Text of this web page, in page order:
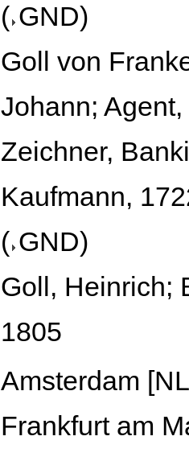
( GND)
Goll von
Johann;
Zeichner,
Kaufmann,
( GND)
Goll, Heinrich;
1805
Amsterdam
Frankfurt am